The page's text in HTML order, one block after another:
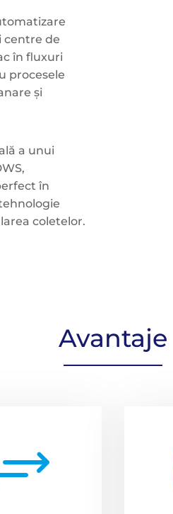
centre de
în fluxuri
procesele
și
a unui
în
coletelor.
Avantaje